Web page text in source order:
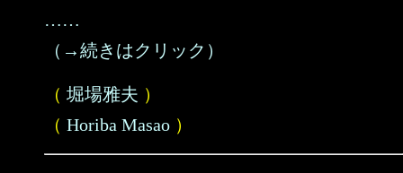
……
（→続きはクリック）
（ 堀場雅夫 ）
（ Horiba Masao ）